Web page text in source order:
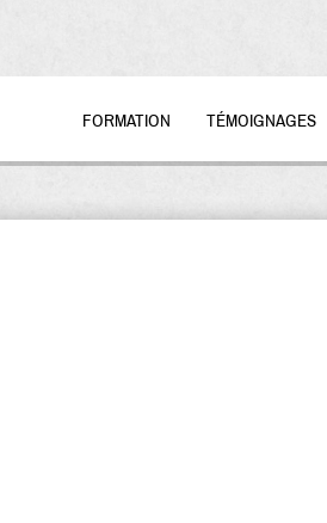
FORMATION TÉMOIGNAGES